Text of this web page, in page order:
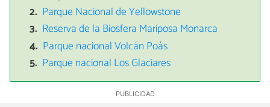
Parque Nacional de Yellowstone
Reserva de la Biosfera Mariposa Monarca
Parque nacional Volcán Poás
Parque nacional Los Glaciares